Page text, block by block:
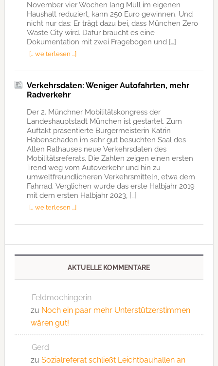
November vier Wochen lang Müll im eigenen
Haushalt reduziert, kann 250 Euro gewinnen. Und
nicht nur das: Er trägt dazu bei, dass München Zero
Waste City wird. Dafür braucht es eine
Dokumentation mit zwei Fragebögen und […]
[… weiterlesen …]
Verkehrsdaten: Weniger Autofahrten, mehr
Radverkehr
Der 2. Münchner Mobilitätskongress der
Landeshauptstadt München ist gestartet. Zum
Auftakt präsentierte Bürgermeisterin Katrin
Habenschaden im sehr gut besuchten Saal des
Alten Rathauses neue Verkehrsdaten des
Mobilitätsreferats. Die Zahlen zeigen einen ersten
Trend weg vom Autoverkehr und hin zu
umweltfreundlicheren Verkehrsmitteln, etwa dem
Fahrrad. Verglichen wurde das erste Halbjahr 2019
mit dem ersten Halbjahr 2023, […]
[… weiterlesen …]
AKTUELLE KOMMENTARE
Feldmochingerin
zu Noch ein paar mehr Unterstützerstimmen
wären gut!
Gerd
zu Sozialreferat schließt Leichtbauhallen an